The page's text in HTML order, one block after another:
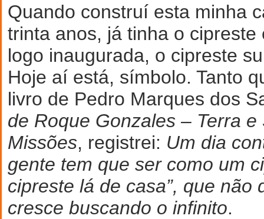
Quando construí esta minha
trinta anos, já tinha o cipreste
logo inaugurada, o cipreste
Hoje aí está, símbolo. Tanto
livro de Pedro Marques dos
de Roque Gonzales – Terra e
Missões, registrei: Um dia
gente tem que ser como um
cipreste lá de casa”, que não
cresce buscando o infinito.